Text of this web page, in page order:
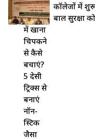
लोहे की
कड़ाही
में खाना
चिपकने
से कैसे
बचाएं?
5 देसी
ट्रिक्स से
बनाएं
नॉन-
स्टिक
जैसा
कॉलेजों में शुरू
बाल सुरक्षा